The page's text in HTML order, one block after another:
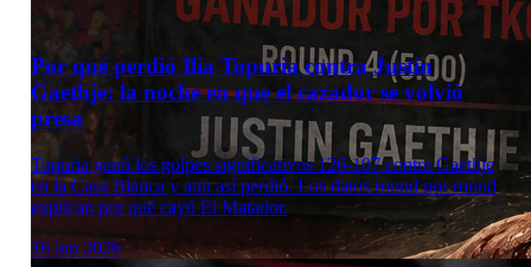
Por qué perdió Ilia Topuria contra Justin
Gaethje: la noche en que el cazador se volvió
presa
Topuria ganó los golpes significativos 126-107 contra Gaethje
en la Casa Blanca y aun así perdió. Los datos round por round
explican por qué cayó El Matador.
16 jun 2026